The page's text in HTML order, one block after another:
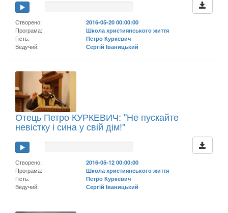
Створено:
2016-05-20 00:00:00
Програма:
Школа християнського життя
Гість:
Петро Куркевич
Ведучий:
Сергій Іваницький
Отець Петро КУРКЕВИЧ: "Не пускайте
невістку і сина у свій дім!"
Створено:
2016-05-12 00:00:00
Програма:
Школа християнського життя
Гість:
Петро Куркевич
Ведучий:
Сергій Іваницький